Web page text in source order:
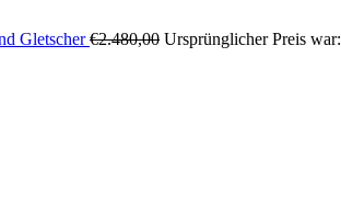
Gletscher €2.480,00 Ursprünglicher Preis war: